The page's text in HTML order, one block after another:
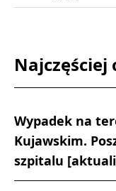
Najczęściej
Wypadek na
Kujawskim.
szpitalu